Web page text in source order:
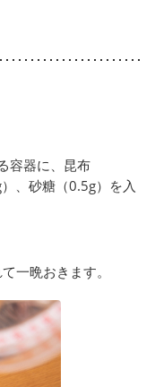
容器に、昆布
、砂糖（0.5g）を入
一晩おきます。